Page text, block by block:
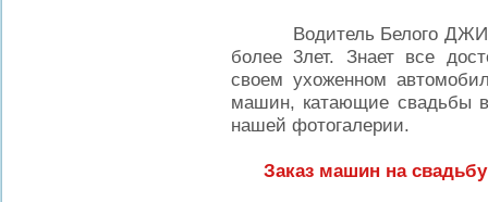
Водитель Белого ДЖИПа
более 3лет. Знает все
своем ухоженном
машин, катающие свадьбы
нашей фотогалерии.
Заказ машин на